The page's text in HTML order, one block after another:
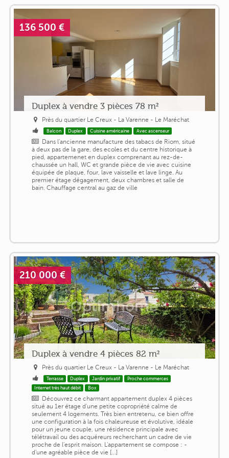
136 500 €
Duplex à vendre 3 pièces 78 m²
Près du quartier Le Creux - La Varenne - Le Maréchat
Balcon Duplex Cuisine américaine Avec ascenseur
Dans l'ancienne manufacture des tabacs de Riom, situé
à deux pas de la gare, des ecoles et du centre historique à
pied, appartemenet en duplex comprenant au rez-de-
chaussée un hall, WC et grande pièce de vie avec cuisine
équipée de plaque, four, lave vaisselle et lave linge. Au
premier étage dégagement, deux chambres et salle de
bain. Chauffage central au gaz de ville
210 000 €
Duplex à vendre 4 pièces 82 m²
Près du quartier Le Creux - La Varenne - Le Maréchat
Terrasse Duplex Jardin privatif
Proche commerces
Internet très haut débit
Box
Découvrez ce charmant appartement duplex 4 pièces
situé au 1er étage d'une petite copropriété calme de
seulement 4 logements. Très bien entretenu, ce bien offre
une configuration à la fois chaleureuse et évolutive, idéale
pour un jeune couple, une résidence principale avec
télétravail ou des acquéreurs recherchant un cadre de vie
proche de l'esprit maison. L'appartement se compose : -
d'une agréable pièce de vie [...]